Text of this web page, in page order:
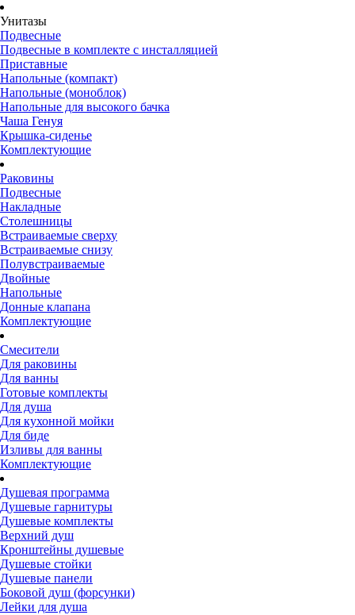
Унитазы
Подвесные
Подвесные в комплекте с инсталляцией
Приставные
Напольные (компакт)
Напольные (моноблок)
Напольные для высокого бачка
Чаша Генуя
Крышка-сиденье
Комплектующие
Раковины
Подвесные
Накладные
Столешницы
Встраиваемые сверху
Встраиваемые снизу
Полувстраиваемые
Двойные
Напольные
Донные клапана
Комплектующие
Смесители
Для раковины
Для ванны
Готовые комплекты
Для душа
Для кухонной мойки
Для биде
Изливы для ванны
Комплектующие
Душевая программа
Душевые гарнитуры
Душевые комплекты
Верхний душ
Кронштейны душевые
Душевые стойки
Душевые панели
Боковой душ (форсунки)
Лейки для душа